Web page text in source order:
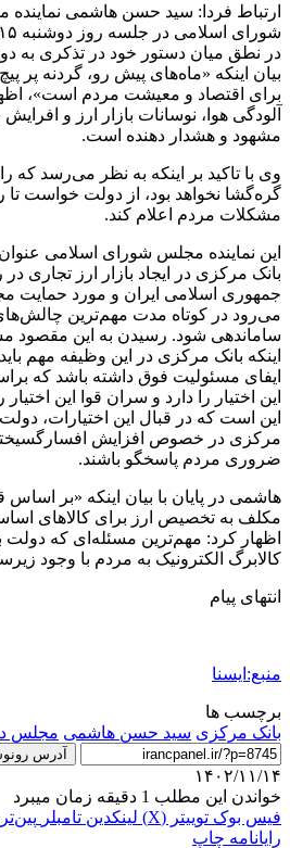
ارتباط فردا: سید حسن هاشمی نماینده
در نطق میان دستور خود در تذکری به
بیان اینکه «ماه‌های پیش رو، گردنه پر
برای اقتصاد و معیشت مردم است»،
آلودگی هوا، نوسانات بازار ارز و
مشهود و هشدار دهنده است.
وی با تاکید بر اینکه به نظر می‌رسد
گره‌گشا نخواهد بود، از دولت خواست
مشکلات مردم اعلام کند.
این نماینده مجلس شورای اسلامی
بانک مرکزی در ایجاد بازار ارز تجاری
جمهوری اسلامی ایران و مورد حمایت
می‌رود در کوتاه مدت مهم‌ترین
ساماندهی شود. رسیدن به این مقصود
اینکه بانک مرکزی در این وظیفه مهم
ایفای مسئولیت فوق داشته باشد که
این اختیار را دارد و سران قوا این
این است که در قبال این اختیارات،
مرکزی در خصوص افزایش
ضروری مردم پاسخگو باشند.
مکلف به تخصیص ارز برای کالاهای
اظهار کرد: مهم‌ترین مسئله‌ای که دولت
کالابرگ الکترونیک به مردم با وجود
انتهای پیام
منبع:ایسنا
برچسب ها
بانک مرکزی سید حسن هاشمی مجلس
آدرس
۱۴۰۲/۱۱/۱۴
خواندن این مطلب 1 دقیقه زمان میبرد
فیس بوک توییتر (X) لینکدین ‫تامبلر
رایانامه چاپ